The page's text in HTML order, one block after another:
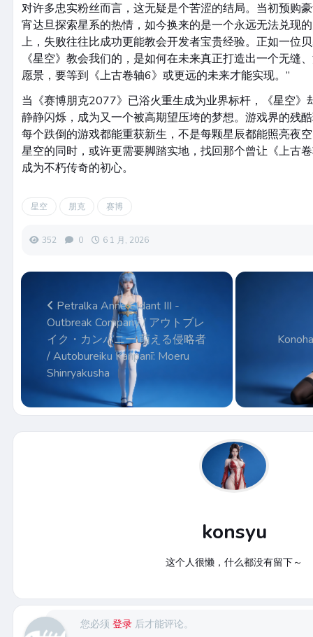
对许多忠实粉丝而言，这无疑是个苦涩的结局。当初预购
宵达旦探索星系的热情，如今换来的是一个永远无法兑现
上，失败往往比成功更能教会开发者宝贵经验。正如一位
《星空》教会我们的，是如何在未来真正打造出一个无
愿景，要等到《上古卷轴6》或更远的未来才能实现。”
当《赛博朋克2077》已浴火重生成为业界标杆，《星空》
静静闪烁，成为又一个被高期望压垮的梦想。游戏界的残
每个跌倒的游戏都能重获新生，不是每颗星辰都能照亮夜
星空的同时，或许更需要脚踏实地，找回那个曾让《上古
成为不朽传奇的初心。
星空 朋克 赛博
352 0 6 1 月, 2026
Petralka Anne Eldant III -
Outbreak Company / アウトブレ
イク・カンパニー 萌える侵略者
/ Autobureiku Kanpanī: Moeru
Shinryakusha
konsyu
这个人很懒，什么都没有留下～
您必须登录 后才能评论。